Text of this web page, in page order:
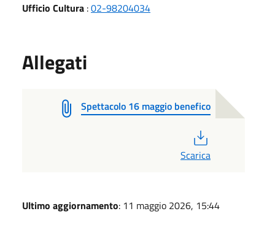
Ufficio Cultura :02-98204034
Allegati
Spettacolo 16 maggio benefico
Scarica
Ultimo aggiornamento: 11 maggio 2026, 15:44